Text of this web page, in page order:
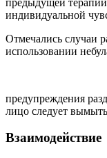
индивидуальной
Отмечались случаи
использовании
предупреждения
лицо следует вымыть
Взаимодействие